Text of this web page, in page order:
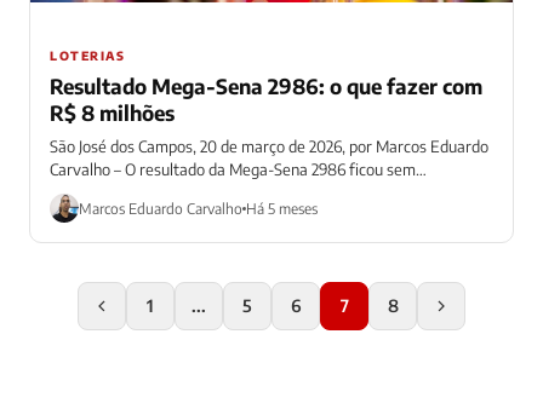
LOTERIAS
Resultado Mega-Sena 2986: o que fazer com
R$ 8 milhões
São José dos Campos, 20 de março de 2026, por Marcos Eduardo
Carvalho – O resultado da Mega-Sena 2986 ficou sem
ganhadores...
Marcos Eduardo Carvalho Há 5 meses
1 ... 5 6 7 8